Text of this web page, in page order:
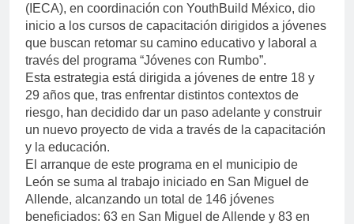
(IECA), en coordinación con YouthBuild México, dio
inicio a los cursos de capacitación dirigidos a jóvenes
que buscan retomar su camino educativo y laboral a
través del programa “Jóvenes con Rumbo”.
Esta estrategia está dirigida a jóvenes de entre 18 y
29 años que, tras enfrentar distintos contextos de
riesgo, han decidido dar un paso adelante y construir
un nuevo proyecto de vida a través de la capacitación
y la educación.
El arranque de este programa en el municipio de
León se suma al trabajo iniciado en San Miguel de
Allende, alcanzando un total de 146 jóvenes
beneficiados: 63 en San Miguel de Allende y 83 en